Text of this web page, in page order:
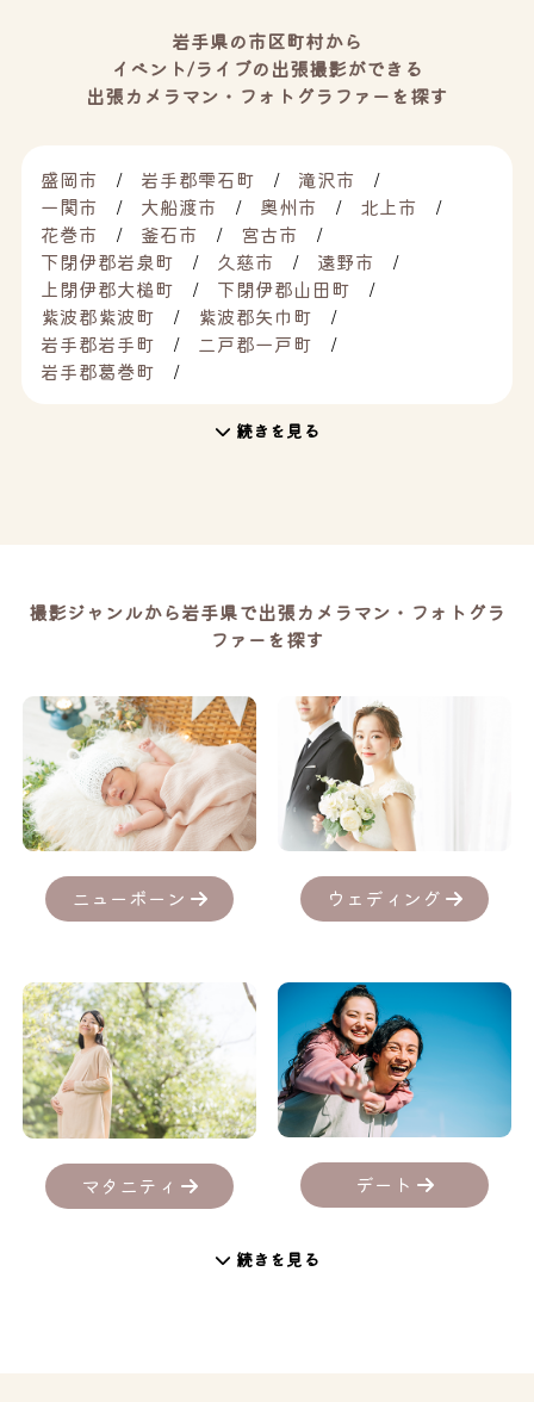
岩手県の市区町村から
イベント/ライブの出張撮影ができる
出張カメラマン・フォトグラファーを探す
盛岡市 岩手郡雫石町
滝沢市
一関市
大船渡市 奥州市
北上市
花巻市
釜石市
宮古市
下閉伊郡岩泉町
久慈市
遠野市
上閉伊郡大槌町
下閉伊郡山田町
紫波郡紫波町
紫波郡矢巾町
岩手郡岩手町
二戸郡一戸町
岩手郡葛巻町
続きを見る
撮影ジャンルから岩手県で出張カメラマン・フォトグラ
ファーを探す
ニューボーン ウェディング
マタニティ デート
続きを見る